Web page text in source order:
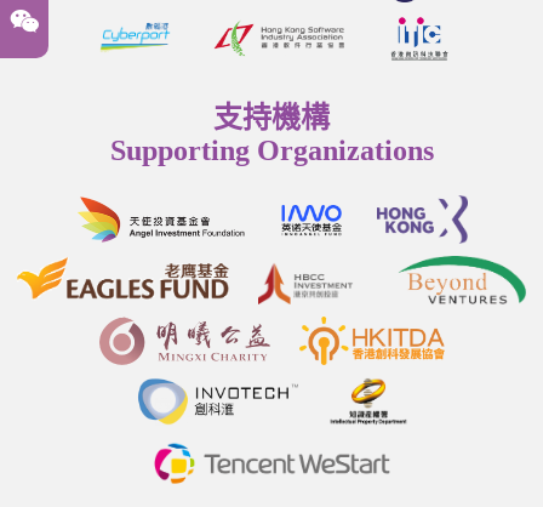
支持機構
Supporting Organizations